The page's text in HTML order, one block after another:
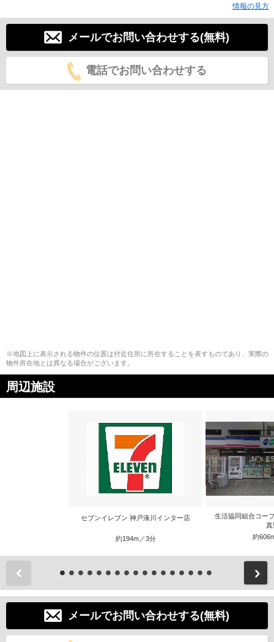
情報の見方
メールでお問い合わせする(無料)
電話でお問い合わせする
※地図上に表示される物件の位置は付近住所に所在することを表すものであり、実際の
物件所在地とは異なる場合がございます。
周辺施設
セブンイレブン 神戸湊川インター店
約194m／3分
生活協同組合コー
真
約
メールでお問い合わせする(無料)